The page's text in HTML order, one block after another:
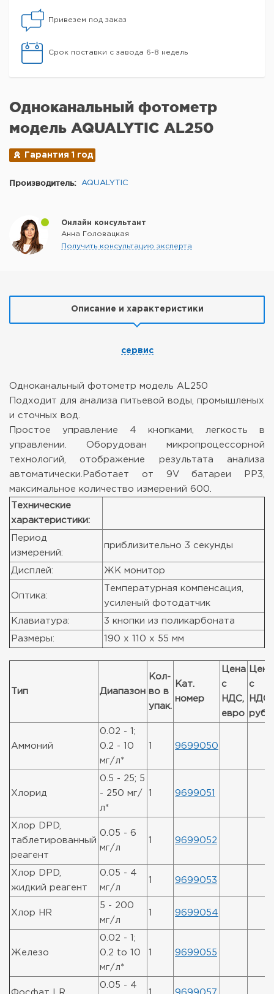
Привезем под заказ
Срок поставки с завода 6-8 недель
Одноканальный фотометр
модель AQUALYTIC AL250
Гарантия 1 год
Производитель: AQUALYTIC
Онлайн консультант
Анна Головацкая
Получить консультацию эксперта
Описание и характеристики
сервис
Одноканальный фотометр модель AL250
Подходит для анализа питьевой воды, промышленых
и сточных вод.
Простое управление 4 кнопками, легкость в
управлении. Оборудован микропроцессорной
технологий, отображение результата анализа
автоматически.Работает от 9V батареи PP3,
максимальное количество измерений 600.
Технические
характеристики:
Период
измерений:
приблизительно 3 секунды
Дисплей: ЖК монитор
Оптика:
Температурная компенсация,
усиленый фотодатчик
Клавиатура: 3 кнопки из поликарбоната
Размеры: 190 x 110 x 55 мм
Тип Диапазон
Кол-
во в
упак.
Кат.
номер
Цена
с
НДС,
евро
Цена
с
НДС,
руб
Аммоний
0.02 - 1;
0.2 - 10
мг/л*
1 9699050
Хлорид
0.5 - 25; 5
- 250 мг/
л*
1 9699051
Хлор DPD,
таблетированный
реагент
0.05 - 6
мг/л
1 9699052
Хлор DPD,
жидкий реагент
0.05 - 4
мг/л
1 9699053
Хлор HR
5 - 200
мг/л
1 9699054
Железо
0.02 - 1;
0.2 to 10
мг/л*
1 9699055
Фосфат LR
0.05 - 4
1
9699057